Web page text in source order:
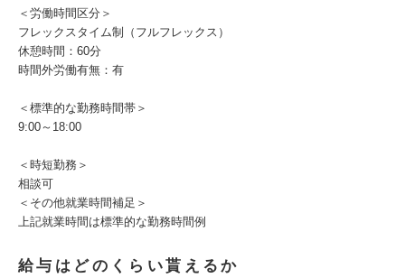
＜労働時間区分＞
フレックスタイム制（フルフレックス）
休憩時間：60分
時間外労働有無：有
＜標準的な勤務時間帯＞
9:00～18:00
＜時短勤務＞
相談可
＜その他就業時間補足＞
上記就業時間は標準的な勤務時間例
給与はどのくらい貰えるか